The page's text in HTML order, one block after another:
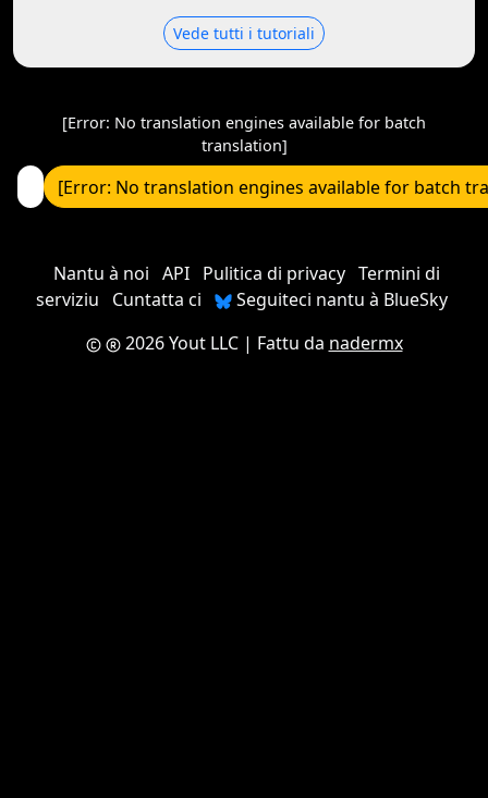
Vede tutti i tutoriali
[Error: No translation engines available for batch
translation]
[Error: No translation engines available for batch
Nantu à noi API Pulitica di privacy Termini di
serviziu
Cuntatta ci
Seguiteci nantu à BlueSky
2026 Yout LLC| Fattu da nadermx